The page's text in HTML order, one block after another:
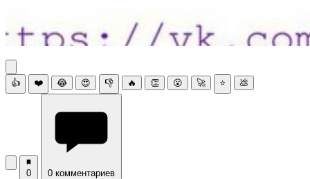
👍 ❤️ 😂 😍 👎 🔥 👏 😮 🚀 ⭐ 💩
0 0 комментариев